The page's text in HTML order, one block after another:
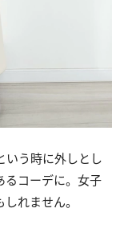
いう時に外しとし
るコーデに。女子
れません。